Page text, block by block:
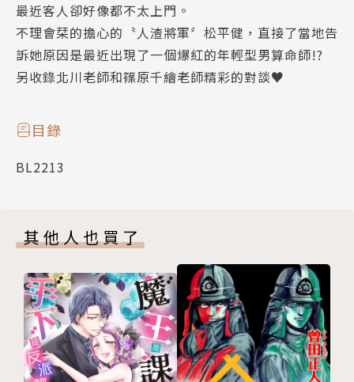
最近客人卻好像都不太上門。
不理會栞的擔心的〝人渣將軍〞松平健，直接了當地告
訴她原因是最近出現了一個爆紅的年輕型男算命師!?
另收錄北川老師和篠原千繪老師精彩的對談♥
目錄
BL2213
其他人也買了